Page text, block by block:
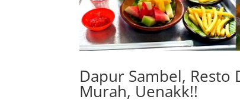
Dapur Sambel,
Murah, Uenakk!!